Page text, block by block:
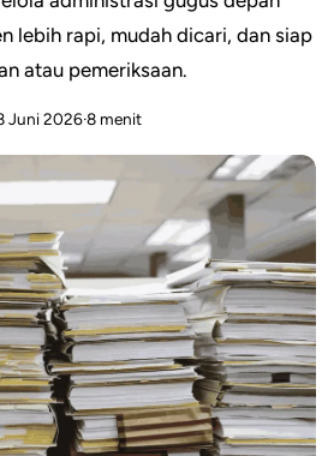
lebih rapi, mudah dicari, dan siap
atau pemeriksaan.
Juni 2026·8 menit